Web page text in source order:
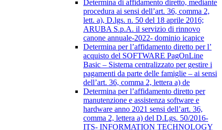
Determina di affidamento diretto, mediante
procedura ai sensi dell’art. 36, comma 2,
lett. a), D.lgs. n. 50 del 18 aprile 2016;
ARUBA S.p.A. il servizio di rinnovo
canone annuale-2022- dominio icapice
Determina per l’affidamento diretto per l’
acquisto del SOFTWARE PagOnLine
Basic – Sistema centralizzato per gestire i
pagamenti da parte delle famiglie – ai sensi
dell’art. 36, comma 2, lettera a) de
Determina per l’affidamento diretto per
manutenzione e assistenza software e
hardware anno 2021 sensi dell’art. 36,
comma 2, lettera a) del D.Lgs. 50/2016-
ITS- INFORMATION TECHNOLOGY